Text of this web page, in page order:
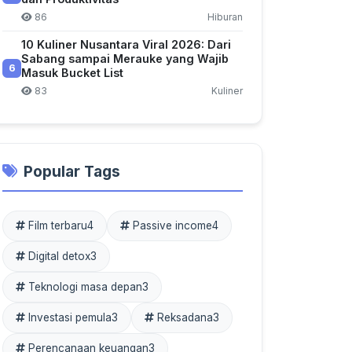
86 Hiburan
6
10 Kuliner Nusantara Viral 2026: Dari
Sabang sampai Merauke yang Wajib
Masuk Bucket List
83 Kuliner
Popular Tags
Film terbaru4 Passive income4
Digital detox3
Teknologi masa depan3
Investasi pemula3 Reksadana3
Perencanaan keuangan3